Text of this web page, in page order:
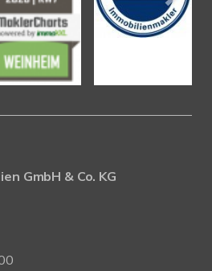
GmbH & Co. KG